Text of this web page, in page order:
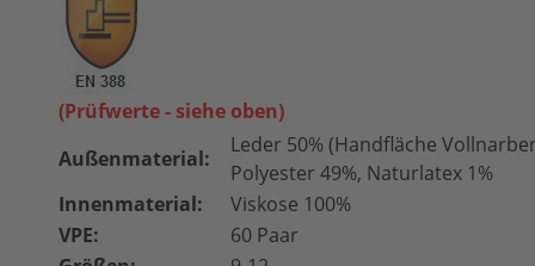
(Prüfwerte - siehe oben)
Außenmaterial:
Leder 50% (Handfläche
Polyester 49%, Naturlatex 1%
Innenmaterial:
Viskose 100%
VPE:
60 Paar